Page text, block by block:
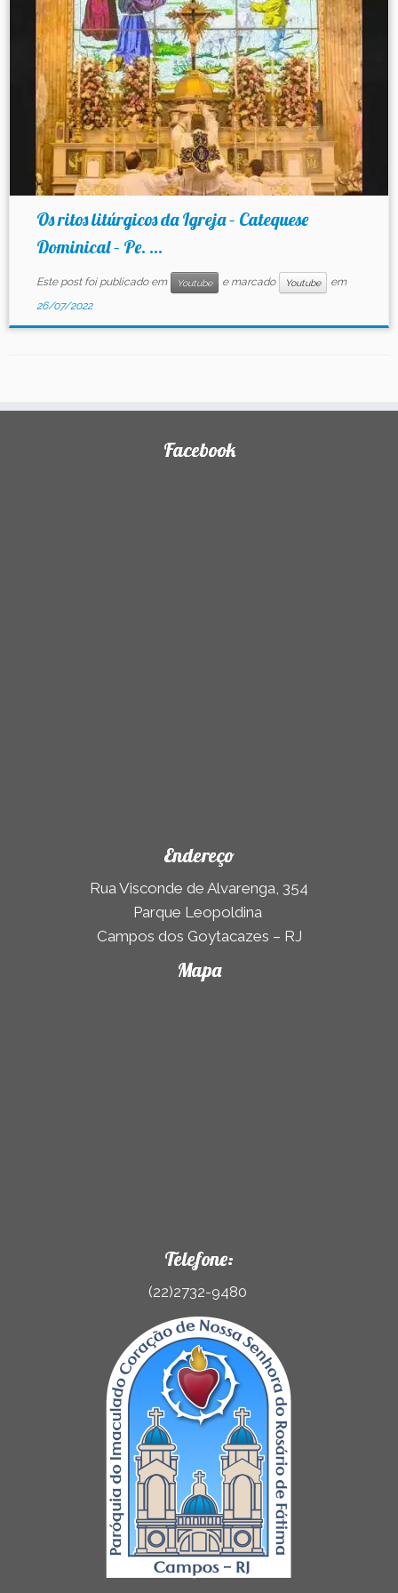
Contato
Os ritos litúrgicos da Igreja – Catequese
Dominical – Pe. ...
Este post foi publicado em Youtube e marcado Youtube
em
26/07/2022
Facebook
Endereço
Rua Visconde de Alvarenga, 354
Parque Leopoldina
Campos dos Goytacazes – RJ
Mapa
Telefone:
(22)2732-9480